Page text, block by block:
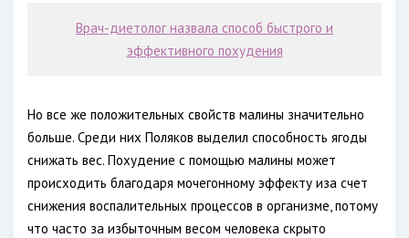
Врач-диетолог назвала способ быстрого и
эффективного похудения
Но все же положительных свойств малины значительно
больше. Среди них Поляков выделил способность ягоды
снижать вес. Похудение с помощью малины может
происходить благодаря мочегонному эффекту иза счет
снижения воспалительных процессов в организме, потому
что часто за избыточным весом человека скрыто